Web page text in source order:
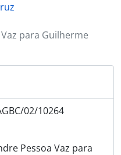
para Guilherme
02/10264
Pessoa Vaz para